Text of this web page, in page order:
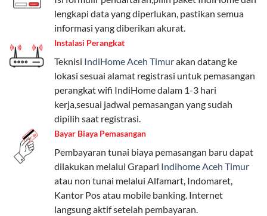
Pengguna bisa memilih sesuai kebutuhan, baik untuk
internet, komunikasi, atau hiburan.
Paket Easy cocok untuk kebutuhan dasar, Paket
Complete untuk yang menginginkan fitur lengkap,
dan Paket Dynamic IP untuk pengguna yang
memprioritaskan kecepatan internet tinggi.
Paket Telkomsel One dengan Kuota Keluarga
Salah satu fitur unggulan Telkomsel One adalah Paket
Kuota Keluarga. Dengan kuota hingga 30 GB, Anda
bisa membagikan internet kepada anggota keluarga
atau teman tanpa perlu khawatir kehabisan kuota.
Berikut adalah detailnya:
lengkapi data yang diperlukan, pastikan semua
informasi yang diberikan akurat.
Instalasi Perangkat
Teknisi IndiHome Aceh Timurakan datang ke
lokasi sesuai alamat registrasi untuk pemasangan
perangkat wifi IndiHome dalam 1-3 hari
kerja,sesuai jadwal pemasangan yang sudah
dipilih saat registrasi.
Bayar Biaya Pemasangan
Pembayaran tunai biaya pemasangan baru dapat
dilakukan melalui Grapari Indihome Aceh Timur
atau non tunai melalui Alfamart, Indomaret,
Kantor Pos atau mobile banking. Internet
langsung aktif setelah pembayaran.